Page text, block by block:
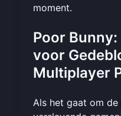
moment.
Poor
voor
Multiplayer
Als het gaat om